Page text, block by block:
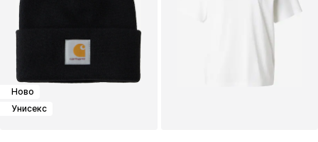
Ново
Унисекс